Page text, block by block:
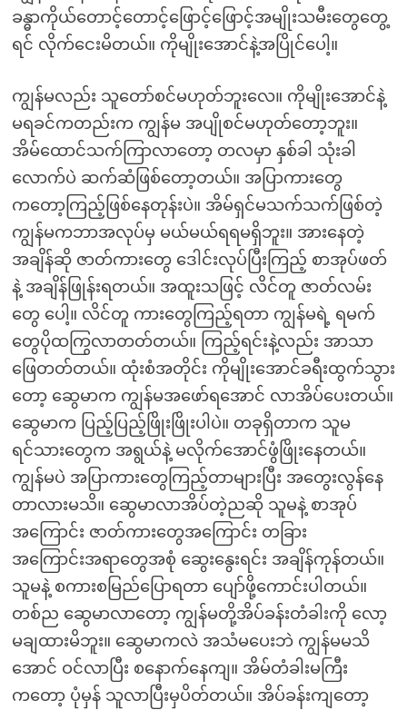
ခန္ဓာကိုယ်တောင့်တောင့်ဖြောင့်ဖြောင့်အမျိုးသမီးတွေတွေ့
ရင် လိုက်ငေးမိတယ်။ ကိုမျိုးအောင်နဲ့အပြိုင်ပေါ့။
ကျွန်မလည်း သူတော်စင်မဟုတ်ဘူးလေ။ ကိုမျိုးအောင်နဲ့
မရခင်ကတည်းက ကျွန်မ အပျိုစင်မဟုတ်တော့ဘူး။
အိမ်ထောင်သက်ကြာလာတော့ တလမှာ နှစ်ခါ သုံးခါ
လောက်ပဲ ဆက်ဆံဖြစ်တော့တယ်။ အပြာကားတွေ
ကတော့ကြည့်ဖြစ်နေတုန်းပဲ။ အိမ်ရှင်မသက်သက်ဖြစ်တဲ့
ကျွန်မကဘာအလုပ်မှ မယ်မယ်ရရမရှိဘူး။ အားနေတဲ့
အချိန်ဆို ဇာတ်ကားတွေ ဒေါင်းလုပ်ပြီးကြည့် စာအုပ်ဖတ်
နဲ့ အချိန်ဖြုန်းရတယ်။ အထူးသဖြင့် လိင်တူ ဇာတ်လမ်း
တွေ ပေါ့။ လိင်တူ ကားတွေကြည့်ရတာ ကျွန်မရဲ့ ရမက်
တွေပိုထကြွလာတတ်တယ်။ ကြည့်ရင်းနဲ့လည်း အာသာ
ဖြေတတ်တယ်။ ထုံးစံအတိုင်း ကိုမျိုးအောင်ခရီးထွက်သွား
တော့ ဆွေမာက ကျွန်မအဖော်ရအောင် လာအိပ်ပေးတယ်။
ဆွေမာက ပြည့်ပြည့်ဖြိုးဖြိုးပါပဲ။ တခုရှိတာက သူမ
ရင်သားတွေက အရွယ်နဲ့ မလိုက်အောင်ဖွံဖြိုးနေတယ်။
ကျွန်မပဲ အပြာကားတွေကြည့်တာများပြီး အတွေးလွန်နေ
တာလားမသိ။ ဆွေမာလာအိပ်တဲ့ညဆို သူမနဲ့ စာအုပ်
အကြောင်း ဇာတ်ကားတွေအကြောင်း တခြား
အကြောင်းအရာတွေအစုံ ဆွေးနွေးရင်း အချိန်ကုန်တယ်။
သူမနဲ့ စကားစမြည်ပြောရတာ ပျော်ဖို့ကောင်းပါတယ်။
တစ်ည ဆွေမာလာတော့ ကျွန်မတို့အိပ်ခန်းတံခါးကို လော့
မချထားမိဘူး။ ဆွေမာကလဲ အသံမပေးဘဲ ကျွန်မမသိ
အောင် ဝင်လာပြီး စနောက်နေကျ။ အိမ်တံခါးမကြီး
ကတော့ ပုံမှန် သူလာပြီးမှပိတ်တယ်။ အိပ်ခန်းကျတော့